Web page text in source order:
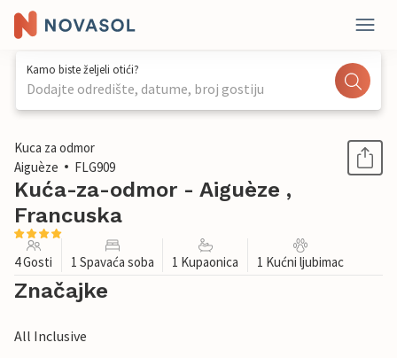
Kamo biste željeli otići?
Dodajte odredište, datume, broj gostiju
1 / 23
Kuca za odmor
Aiguèze
FLG909
Kuća-za-odmor - Aiguèze ,
Francuska
4 Gosti 1 Spavaća soba 1 Kupaonica 1 Kućni ljubimac
Značajke
All Inclusive